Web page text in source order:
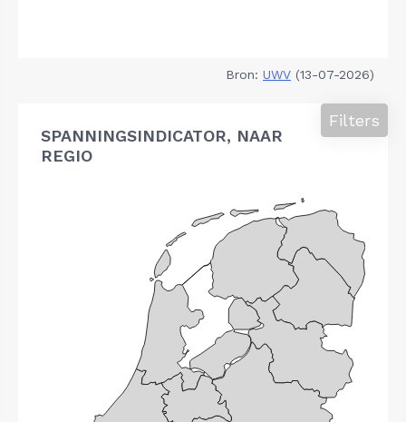
Bron: UWV (13-07-2026)
SPANNINGSINDICATOR, NAAR
REGIO
Filters